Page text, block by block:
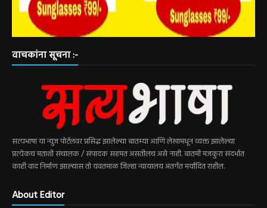
वाचकांना सूचना :-
सत्यभाषा या न्युज पोर्टलवर प्रसिद्ध झालेल्या बातम्या आणि लेखामधून व्यक्त झालेल्या
प्रत्येकच मताशी संचालक / संपादक सहमत असतीलच असे नाही. बातमी मजकुरा संदर्भात
काही वाद निर्माण झाल्यास तो यवतमाळ जिल्हा न्यायालय अंतर्गत मर्यादित राहील.
About Editor